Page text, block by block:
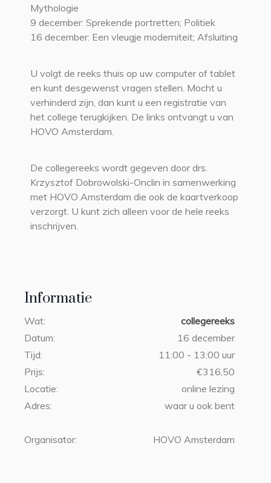
Informatie
Wat:
collegereeks
Datum:
16 december
Tijd:
11:00 - 13:00 uur
Prijs:
€316,50
Locatie:
online lezing
Adres:
waar u ook bent
Organisator: HOVO Amsterdam
Mythologie
9 december: Sprekende portretten; Politiek
16 december: Een vleugje moderniteit; Afsluiting
U volgt de reeks thuis op uw computer of tablet
en kunt desgewenst vragen stellen. Mocht u
verhinderd zijn, dan kunt u een registratie van
het college terugkijken. De links ontvangt u van
HOVO Amsterdam.
De collegereeks wordt gegeven door drs.
Krzysztof Dobrowolski-Onclin in samenwerking
met HOVO Amsterdam die ook de kaartverkoop
verzorgt. U kunt zich alleen voor de hele reeks
inschrijven.